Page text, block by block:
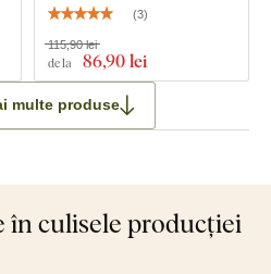
(3)
de la 86,90 lei
115,90 lei
multe produse
culisele producției